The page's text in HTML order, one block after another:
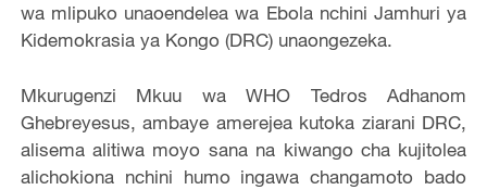
wa mlipuko unaoendelea wa Ebola nchini Jamhuri ya
Kidemokrasia ya Kongo (DRC) unaongezeka.
Mkurugenzi Mkuu wa WHO Tedros Adhanom
Ghebreyesus, ambaye amerejea kutoka ziarani DRC,
alisema alitiwa moyo sana na kiwango cha kujitolea
alichokiona nchini humo ingawa changamoto bado